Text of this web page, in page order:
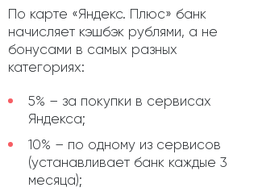
По карте «Яндекс. Плюс» банк
начисляет кэшбэк рублями, а не
бонусами в самых разных
категориях:
5% – за покупки в сервисах
Яндекса;
10% – по одному из сервисов
(устанавливает банк каждые 3
месяца);